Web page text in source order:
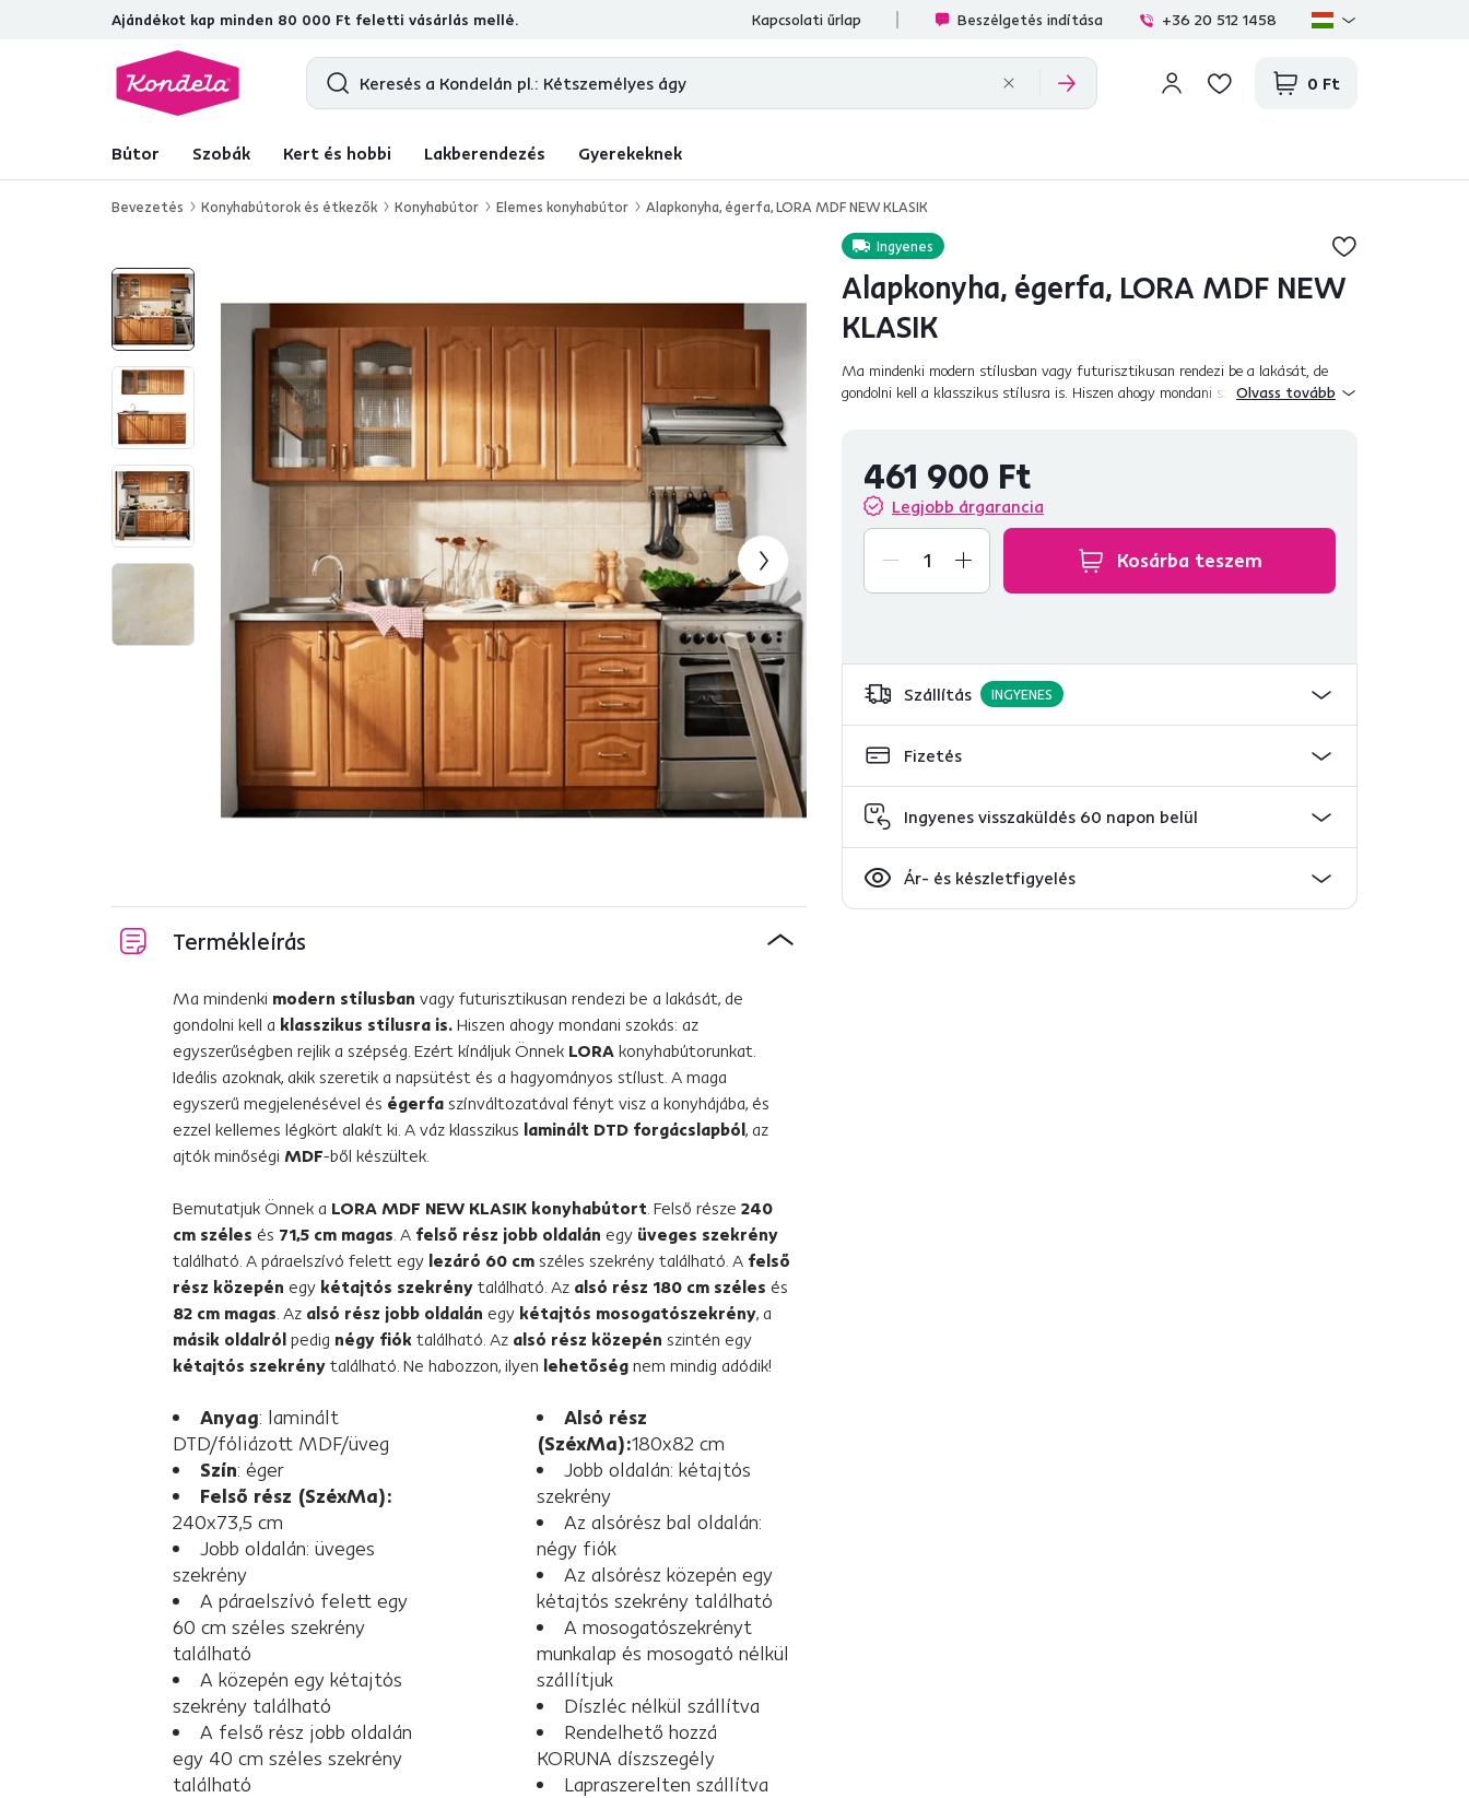
Ajándékot kap minden 80 000 Ft feletti vásárlás mellé.
4,7 31 157ellenőrzött termékértékelések Kapcsolati űrlap Beszélgetés indítása +36 20 512 1458
0 Ft
Bútor Szobák Kert és hobbi Lakberendezés Gyerekeknek
Bevezetés Konyhabútorok és étkezők Konyhabútor Elemes konyhabútor Alapkonyha, égerfa, LORA MDF NEW KLASIK
Ingyenes
Alapkonyha, égerfa, LORA MDF NEW
KLASIK
Ma mindenki modern stílusban vagy futurisztikusan rendezi be a lakását, de
gondolni kell a klasszikus stílusra is. Hiszen ahogy mondani szokás: azOlvass tovább
461 900 Ft
Legjobb árgarancia
Kosárba teszem
Szállítás INGYENES
Fizetés
Ingyenes visszaküldés 60 napon belül
Ár- és készletfigyelés
Termékleírás
Ma mindenki modern stílusban vagy futurisztikusan rendezi be a lakását, de
gondolni kell a klasszikus stílusra is. Hiszen ahogy mondani szokás: az
egyszerűségben rejlik a szépség. Ezért kínáljuk Önnek LORA konyhabútorunkat.
Ideális azoknak, akik szeretik a napsütést és a hagyományos stílust. A maga
egyszerű megjelenésével és égerfa színváltozatával fényt visz a konyhájába, és
ezzel kellemes légkört alakít ki. A váz klasszikus laminált DTD forgácslapból, az
ajtók minőségi MDF-ből készültek.
Bemutatjuk Önnek a LORA MDF NEW KLASIK konyhabútort. Felső része 240
cm széles és 71,5 cm magas. A felső rész jobb oldalán egy üveges szekrény
található. A páraelszívó felett egy lezáró 60 cm széles szekrény található. A felső
rész közepén egy kétajtós szekrény található. Az alsó rész 180 cm széles és
82 cm magas. Az alsó rész jobb oldalán egy kétajtós mosogatószekrény, a
másik oldalról pedig négy fiók található. Az alsó rész közepén szintén egy
kétajtós szekrény található. Ne habozzon, ilyen lehetőség nem mindig adódik!
Anyag: laminált
DTD/fóliázott MDF/üveg
Szín: éger
Felső rész (SzéxMa):
240x73,5 cm
Jobb oldalán: üveges
szekrény
A páraelszívó felett egy
60 cm széles szekrény
található
A közepén egy kétajtós
szekrény található
A felső rész jobb oldalán
egy 40 cm széles szekrény
található
Alsó rész
(SzéxMa):180x82 cm
Jobb oldalán: kétajtós
szekrény
Az alsórész bal oldalán:
négy fiók
Az alsórész közepén egy
kétajtós szekrény található
A mosogatószekrényt
munkalap és mosogató nélkül
szállítjuk
Díszléc nélkül szállítva
Rendelhető hozzá
KORUNA díszszegély
Lapraszerelten szállítva